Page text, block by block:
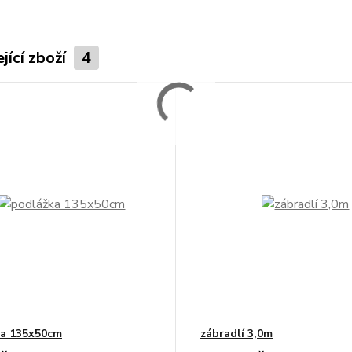
zboží 4
135x50cm zábradlí 3,0m